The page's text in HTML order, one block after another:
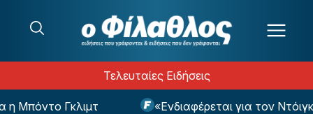
Τελευταίες Ειδήσεις
Γκλιμτ «Ενδιαφέρεται για τον Ντόιγκ